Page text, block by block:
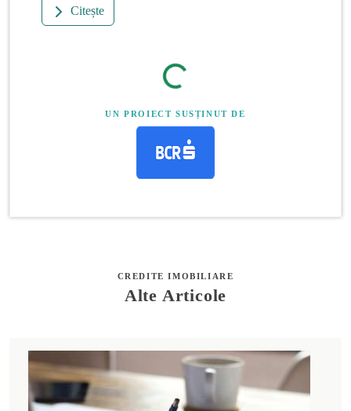
Citește
UN PROIECT SUSȚINUT DE
CREDITE IMOBILIARE
Alte Articole